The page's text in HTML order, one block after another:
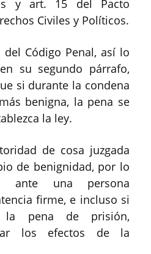
y art. 15 del Pacto
Civiles y Políticos.
Código Penal, así lo
su segundo párrafo,
si durante la condena
benigna, la pena se
la ley.
de cosa juzgada
de benignidad, por lo
ante una persona
firme, e incluso si
la pena de prisión,
los efectos de la